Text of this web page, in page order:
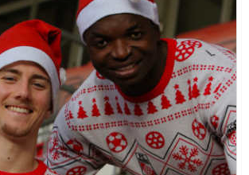
MEIN KONTO
TICKETS
DAUERKARTE
FANARTIKEL
FUSSBALLSCHULE